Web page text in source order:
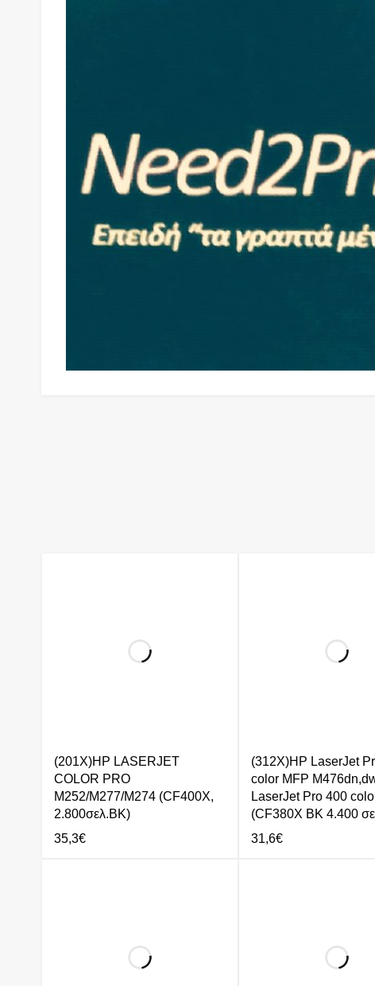
(201X)HP LASERJET
COLOR PRO
M252/M277/M274 (CF400X,
2.800σελ.BK)
35,3€
(312X)HP LaserJet
color MFP
LaserJet Pro 400
(CF380X BK 4.400
31,6€